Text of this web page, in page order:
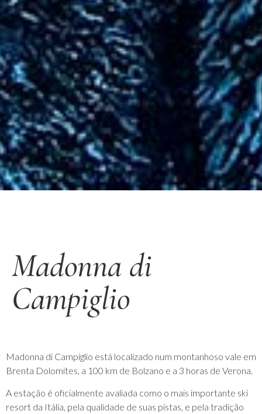
Madonna di
Campiglio
Madonna di Campiglio está localizado num montanhoso vale em
Brenta Dolomites, a 100 km de Bolzano e a 3 horas de Verona.
A estação é oficialmente avaliada como o mais importante ski
resort da Itália, pela qualidade de suas pistas, e pela tradição